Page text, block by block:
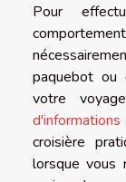
Pour
paquebot ou
votre
d'informations
croisière
lorsque vous